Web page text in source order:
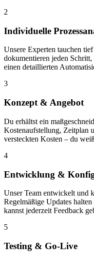
2
Individuelle
Unsere Experten tauchen
dokumentieren jeden
einen detaillierten
3
Konzept & Angebot
Du erhältst ein
Kostenaufstellung, Zeitplan
versteckten Kosten – du
4
Entwicklung &
Unser Team entwickelt und
Regelmäßige Updates
kannst jederzeit Feedback
5
Testing & Go-Live